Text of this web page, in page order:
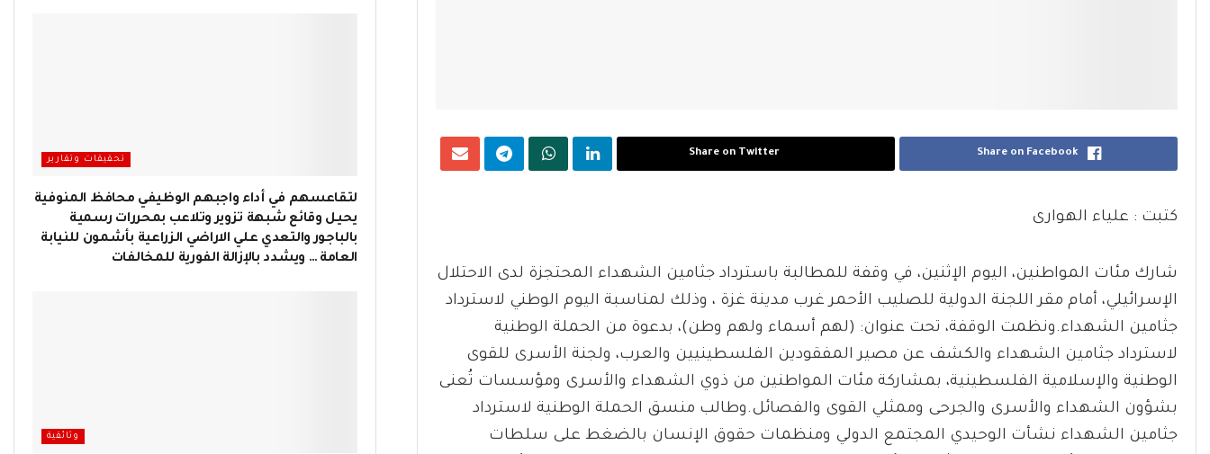
Share on Facebook
Share on Twitter
كتبت : علياء الهوارى
شارك مئات المواطنين، اليوم الإثنين، في وقفة للمطالبة باسترداد جثامين الشهداء المحتجزة لدى الاحتلال
الإسرائيلي، أمام مقر اللجنة الدولية للصليب الأحمر غرب مدينة غزة ، وذلك لمناسبة اليوم الوطني لاسترداد
جثامين الشهداء.ونظمت الوقفة، تحت عنوان: (لهم أسماء ولهم وطن)، بدعوة من الحملة الوطنية
لاسترداد جثامين الشهداء والكشف عن مصير المفقودين الفلسطينيين والعرب، ولجنة الأسرى للقوى
الوطنية والإسلامية الفلسطينية، بمشاركة مئات المواطنين من ذوي الشهداء والأسرى ومؤسسات تُعنى
بشؤون الشهداء والأسرى والجرحى وممثلي القوى والفصائل.وطالب منسق الحملة الوطنية لاسترداد
جثامين الشهداء نشأت الوحيدي المجتمع الدولي ومنظمات حقوق الإنسان بالضغط على سلطات
تحقيقات وتقارير
لتقاعسهم في أداء واجبهم الوظيفي محافظ المنوفية
يحيل وقائع شبهة تزوير وتلاعب بمحررات رسمية
بالباجور والتعدي علي الاراضي الزراعية بأشمون للنيابة
العامة … ويشدد بالإزالة الفورية للمخالفات
وثائقية